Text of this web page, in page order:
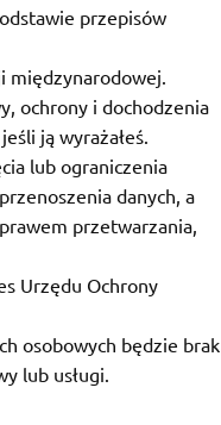
przepisów
międzynarodowej.
ochrony i dochodzenia
ją wyrażałeś.
lub ograniczenia
danych, a
przetwarzania,
Urzędu Ochrony
osobowych będzie brak
lub usługi.